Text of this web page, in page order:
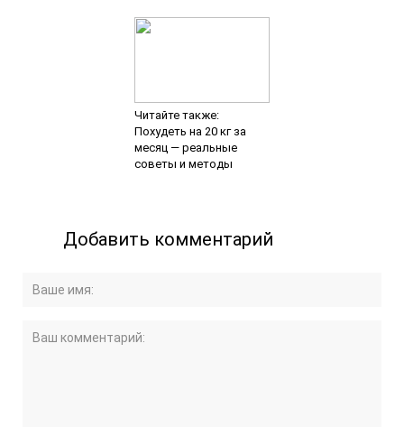
Читайте также:
Похудеть на 20 кг за
месяц — реальные
советы и методы
Добавить комментарий